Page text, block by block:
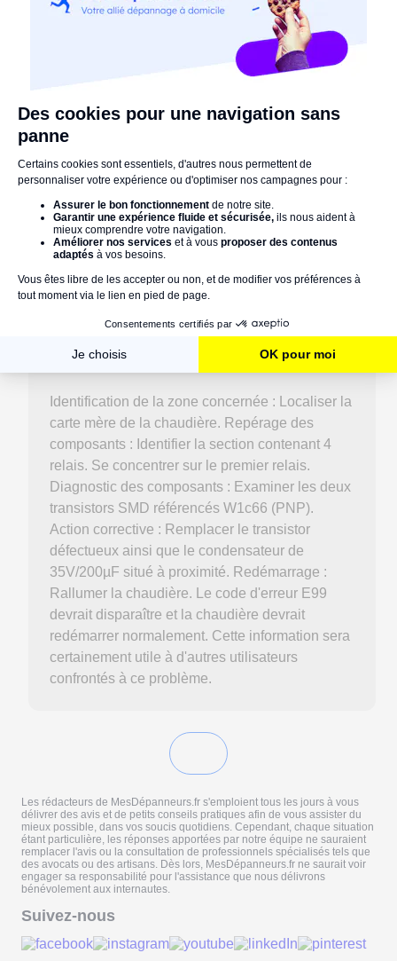
Eror 99
dim 19/10/2025
Identification de la zone concernée : Localiser la
carte mère de la chaudière. Repérage des
composants : Identifier la section contenant 4
relais. Se concentrer sur le premier relais.
Diagnostic des composants : Examiner les deux
transistors SMD référencés W1c66 (PNP).
Action corrective : Remplacer le transistor
défectueux ainsi que le condensateur de
35V/200µF situé à proximité. Redémarrage :
Rallumer la chaudière. Le code d'erreur E99
devrait disparaître et la chaudière devrait
redémarrer normalement. Cette information sera
certainement utile à d'autres utilisateurs
confrontés à ce problème.
Les rédacteurs de MesDépanneurs.fr s'emploient tous les jours à vous
délivrer des avis et de petits conseils pratiques afin de vous assister du
mieux possible, dans vos soucis quotidiens. Cependant, chaque situation
étant particulière, les réponses apportées par notre équipe ne sauraient
remplacer l'avis ou la consultation de professionnels spécialisés tels que
des avocats ou des artisans. Dès lors, MesDépanneurs.fr ne saurait voir
engager sa responsabilité pour l'assistance que nous délivrons
bénévolement aux internautes.
Suivez-nous